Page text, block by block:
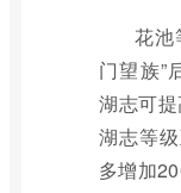
花池
门望族”
湖志可
湖志等
多增加